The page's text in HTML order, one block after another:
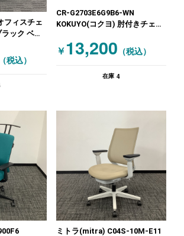
フィスチェ
ック ベー
（税込）
CR-G2703E6G9B6-WN
KOKUYO(コクヨ) 肘付きチェア
￥ 13,200 （税込）
在庫 4
ミトラ(mitra) C04S-10M-E11